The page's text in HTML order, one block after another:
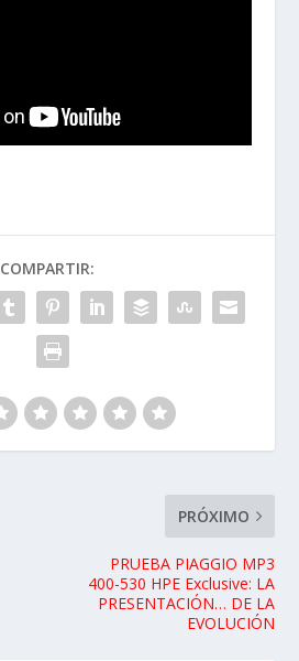
COMPARTIR:
PRÓXIMO
PRUEBA PIAGGIO MP3
400-530 HPE Exclusive: LA
PRESENTACIÓN… DE LA
EVOLUCIÓN